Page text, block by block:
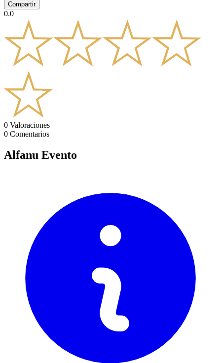
Compartir
0.0
0 Valoraciones
0 Comentarios
Alfanu Evento